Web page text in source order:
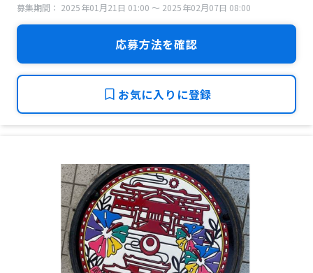
募集期間： 2025年01月21日 01:00 〜 2025年02月07日 08:00
応募方法を確認
お気に入りに登録